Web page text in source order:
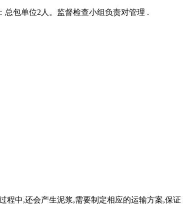
包单位2人。监督检查小组负责对管理 .
程中,还会产生泥浆,需要制定相应的运输方案,保证